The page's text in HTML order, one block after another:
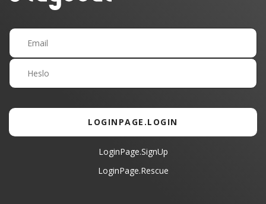
LOGINPAGE.LOGIN
LoginPage.SignUp
LoginPage.Rescue